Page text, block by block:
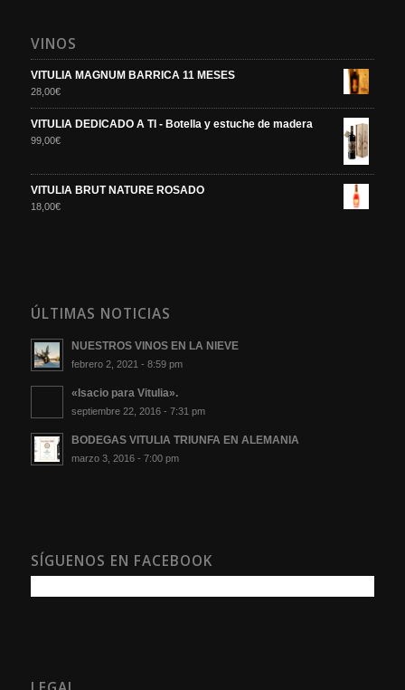
VINOS
VITULIA MAGNUM BARRICA 11 MESES
28,00€
VITULIA DEDICADO A TI - Botella y estuche de madera
99,00€
VITULIA BRUT NATURE ROSADO
18,00€
ÚLTIMAS NOTICIAS
NUESTROS VINOS EN LA NIEVE
febrero 2, 2021 - 8:59 pm
«Isacio para Vitulia».
septiembre 22, 2016 - 7:31 pm
BODEGAS VITULIA TRIUNFA EN ALEMANIA
marzo 3, 2016 - 7:00 pm
SÍGUENOS EN FACEBOOK